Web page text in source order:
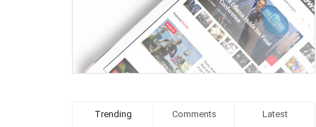
Trending Comments Latest